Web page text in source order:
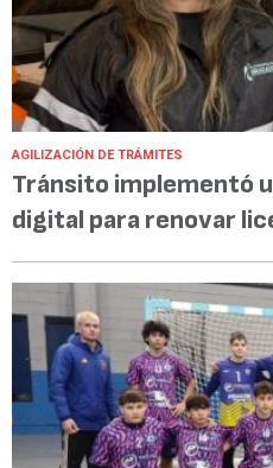
AGILIZACIÓN DE TRÁMITES
Tránsito implementó
digital para renovar